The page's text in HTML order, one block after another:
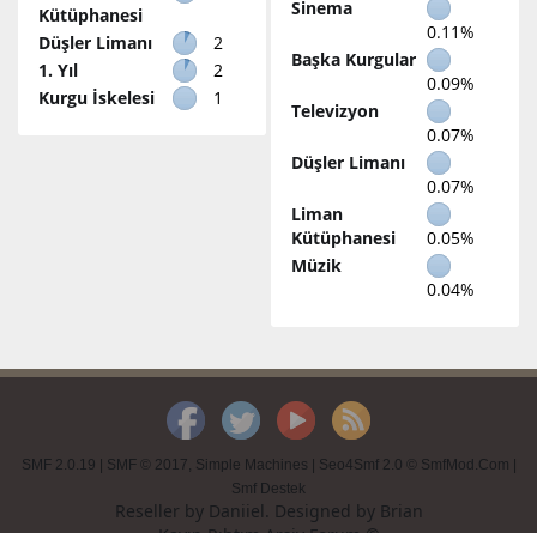
Kütüphanesi
Düşler Limanı
2
1. Yıl
2
Kurgu İskelesi
1
Sinema
0.11%
Başka Kurgular
0.09%
Televizyon
0.07%
Düşler Limanı
0.07%
Liman
Kütüphanesi
0.05%
Müzik
0.04%
SMF 2.0.19 SMF © 2017, Simple Machines Seo4Smf 2.0 © SmfMod.Com
Smf Destek
Reseller by Daniiel. Designed by Brian